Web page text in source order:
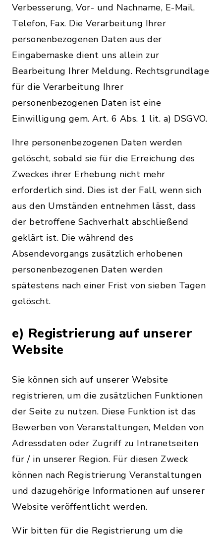
Verbesserung, Vor- und Nachname, E-Mail,
Telefon, Fax. Die Verarbeitung Ihrer
personenbezogenen Daten aus der
Eingabemaske dient uns allein zur
Bearbeitung Ihrer Meldung. Rechtsgrundlage
für die Verarbeitung Ihrer
personenbezogenen Daten ist eine
Einwilligung gem. Art. 6 Abs. 1 lit. a) DSGVO.
Ihre personenbezogenen Daten werden
gelöscht, sobald sie für die Erreichung des
Zweckes ihrer Erhebung nicht mehr
erforderlich sind. Dies ist der Fall, wenn sich
aus den Umständen entnehmen lässt, dass
der betroffene Sachverhalt abschließend
geklärt ist. Die während des
Absendevorgangs zusätzlich erhobenen
personenbezogenen Daten werden
spätestens nach einer Frist von sieben Tagen
gelöscht.
e) Registrierung auf unserer
Website
Sie können sich auf unserer Website
registrieren, um die zusätzlichen Funktionen
der Seite zu nutzen. Diese Funktion ist das
Bewerben von Veranstaltungen, Melden von
Adressdaten oder Zugriff zu Intranetseiten
für / in unserer Region. Für diesen Zweck
können nach Registrierung Veranstaltungen
und dazugehörige Informationen auf unserer
Website veröffentlicht werden.
Wir bitten für die Registrierung um die